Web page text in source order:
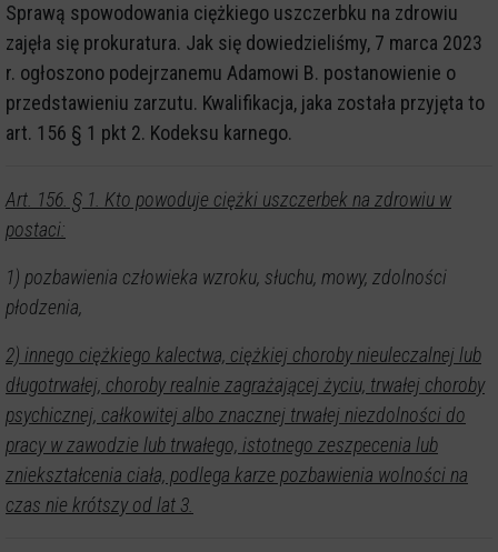
Sprawą spowodowania ciężkiego uszczerbku na zdrowiu
zajęła się prokuratura. Jak się dowiedzieliśmy, 7 marca 2023
r. ogłoszono podejrzanemu Adamowi B. postanowienie o
przedstawieniu zarzutu. Kwalifikacja, jaka została przyjęta to
art. 156 § 1 pkt 2. Kodeksu karnego.
Art. 156. § 1. Kto powoduje ciężki uszczerbek na zdrowiu w
postaci:
1) pozbawienia człowieka wzroku, słuchu, mowy, zdolności
płodzenia,
2) innego ciężkiego kalectwa, ciężkiej choroby nieuleczalnej lub
długotrwałej, choroby realnie zagrażającej życiu, trwałej choroby
psychicznej, całkowitej albo znacznej trwałej niezdolności do
pracy w zawodzie lub trwałego, istotnego zeszpecenia lub
zniekształcenia ciała, podlega karze pozbawienia wolności na
czas nie krótszy od lat 3.